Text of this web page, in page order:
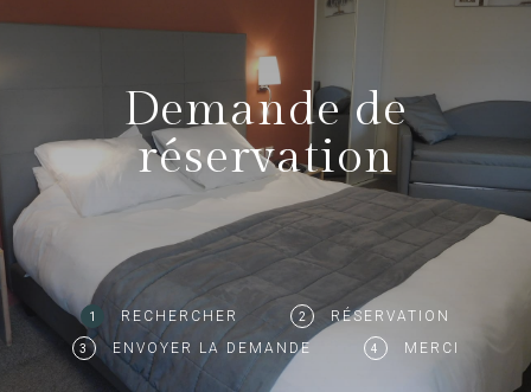
Demande de
réservation
1 RECHERCHER 2 RÉSERVATION
3 ENVOYER LA DEMANDE 4 MERCI